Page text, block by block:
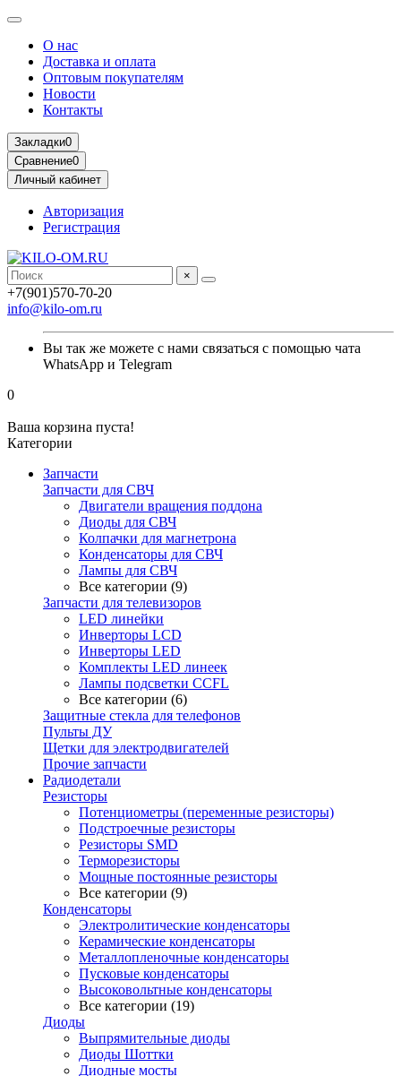
О нас
Доставка и оплата
Оптовым покупателям
Новости
Контакты
Закладки0
Сравнение0
Личный кабинет
Авторизация
Регистрация
×
+7(901)570-70-20
info@kilo-om.ru
Вы так же можете с нами связаться с помощью чата
WhatsApp и Telegram
0
Ваша корзина пуста!
Категории
Запчасти
Запчасти для СВЧ
Двигатели вращения поддона
Диоды для СВЧ
Колпачки для магнетрона
Конденсаторы для СВЧ
Лампы для СВЧ
Все категории (9)
Запчасти для телевизоров
LED линейки
Инверторы LCD
Инверторы LED
Комплекты LED линеек
Лампы подсветки CCFL
Все категории (6)
Защитные стекла для телефонов
Пульты ДУ
Щетки для электродвигателей
Прочие запчасти
Радиодетали
Резисторы
Потенциометры (переменные резисторы)
Подстроечные резисторы
Резисторы SMD
Терморезисторы
Мощные постоянные резисторы
Все категории (9)
Конденсаторы
Электролитические конденсаторы
Керамические конденсаторы
Металлопленочные конденсаторы
Пусковые конденсаторы
Высоковольтные конденсаторы
Все категории (19)
Диоды
Выпрямительные диоды
Диоды Шоттки
Диодные мосты